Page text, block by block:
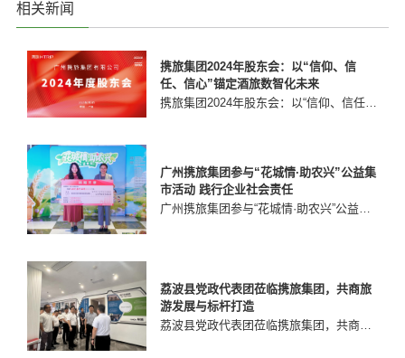
相关新闻
携旅集团2024年股东会：以“信仰、信
任、信心”锚定酒旅数智化未来
携旅集团2024年股东会：以“信仰、信任、信心”锚定酒旅数智化未来
广州携旅集团参与“花城情·助农兴”公益集
市活动 践行企业社会责任
广州携旅集团参与“花城情·助农兴”公益集市活动 践行企业社会责任
荔波县党政代表团莅临携旅集团，共商旅
游发展与标杆打造
荔波县党政代表团莅临携旅集团，共商旅游发展与标杆打造